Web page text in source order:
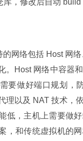
，修改后自动 build
的网络包括 Host 网
。Host 网络中容器
要做好端口规划，
理以及 NAT 技术，
低，主机上需要做
，和传统虚拟机的